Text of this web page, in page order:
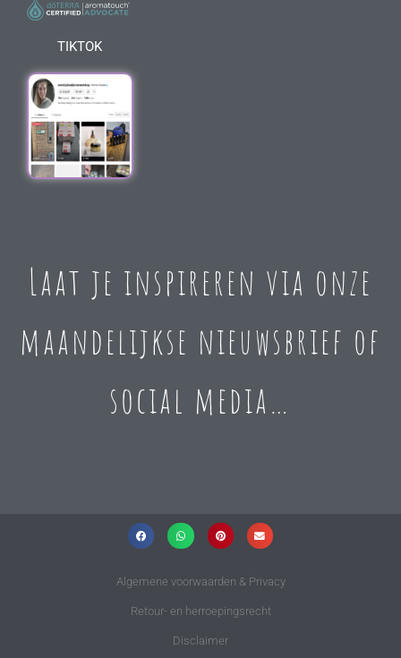
TIKTOK
Laat je inspireren via onze
maandelijkse nieuwsbrief of
social media…
Algemene voorwaarden & Privacy
Retour- en herroepingsrecht
Disclaimer